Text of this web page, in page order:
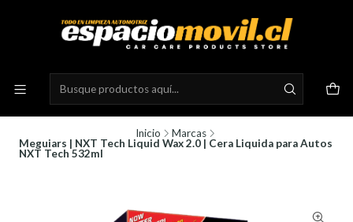
Inicio
Marcas
Meguiars | NXT Tech Liquid Wax 2.0 | Cera Liquida para Autos
NXT Tech 532ml